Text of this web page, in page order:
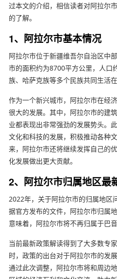
过本文的介绍，相信读者对阿拉尔
的了解。
1、阿拉尔市基本情况
阿拉尔市位于新疆维吾尔自治区中
市的面积约为8700平方公里，人口
族、哈萨克族等多个民族共同生活在
作为一个新兴城市，阿拉尔市在经
很大的发展。其中，阿拉尔市的建
业都表现出非常强劲的发展势头。
文化和科技的发展，积极推动各种
来，阿拉尔市还将继续发挥自己的
化发展做出更大贡献。
2、阿拉尔市归属地区最
2022年，关于阿拉尔市的归属地区
据官方发布的文件，阿拉尔市归属
意味着，阿拉尔市将不再归属于巴
当前最新政策解读得到了大多数专
时，政策的出台对于阿拉尔市的发
通过此次调整，阿拉尔市将和周边